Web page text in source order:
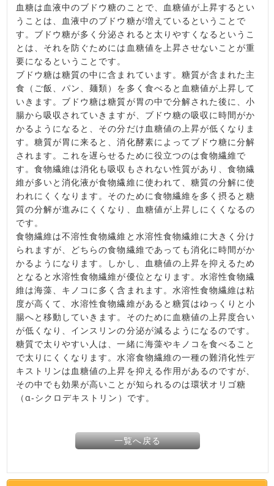
血糖は血液中のブドウ糖のことで、血糖値が上昇するとい
うことは、血液中のブドウ糖が増えているということで
す。ブドウ糖が多く分泌されると太りやすくなるというこ
とは、それを防ぐためには血糖値を上昇させないことが重
要になるということです。
ブドウ糖は糖質の中に含まれています。糖質が含まれた主
食（ご飯、パン、麺類）を多く食べると血糖値が上昇して
いきます。ブドウ糖は糖質が胃の中で分解された後に、小
腸から吸収されていきますが、ブドウ糖の吸収に時間がか
かるようになると、その分だけ血糖値の上昇が低くなりま
す。糖質が胃に来ると、消化酵素によってブドウ糖に分解
されます。これを遅らせるために役立つのは食物繊維で
す。食物繊維は消化も吸収もされない性質があり、食物繊
維が多いと消化液が食物繊維に使われて、糖質の分解に使
われにくくなります。そのために食物繊維を多く摂ると糖
質の分解が進みにくくなり、血糖値が上昇しにくくなるの
です。
食物繊維は不溶性食物繊維と水溶性食物繊維に大きく分け
られますが、どちらの食物繊維であっても消化に時間がか
かるようになります。しかし、血糖値の上昇を抑えるため
となると水溶性食物繊維が優位となります。水溶性食物繊
維は海藻、キノコに多く含まれます。水溶性食物繊維は粘
度が高くて、水溶性食物繊維があると糖質はゆっくりと小
腸へと移動していきます。そのために血糖値の上昇度合い
が低くなり、インスリンの分泌が減るようになるのです。
糖質で太りやすい人は、一緒に海藻やキノコを食べること
で太りにくくなります。水溶食物繊維の一種の難消化性デ
キストリンは血糖値の上昇を抑える作用があるのですが、
その中でも効果が高いことが知られるのは環状オリゴ糖
（α‐シクロデキストリン）です。
一覧へ戻る